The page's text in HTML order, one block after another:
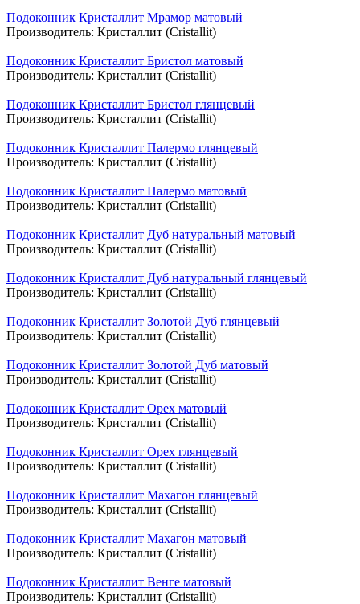
Подоконник Кристаллит Мрамор матовый
Производитель: Кристаллит (Cristallit)
Подоконник Кристаллит Бристол матовый
Производитель: Кристаллит (Cristallit)
Подоконник Кристаллит Бристол глянцевый
Производитель: Кристаллит (Cristallit)
Подоконник Кристаллит Палермо глянцевый
Производитель: Кристаллит (Cristallit)
Подоконник Кристаллит Палермо матовый
Производитель: Кристаллит (Cristallit)
Подоконник Кристаллит Дуб натуральный матовый
Производитель: Кристаллит (Cristallit)
Подоконник Кристаллит Дуб натуральный глянцевый
Производитель: Кристаллит (Cristallit)
Подоконник Кристаллит Золотой Дуб глянцевый
Производитель: Кристаллит (Cristallit)
Подоконник Кристаллит Золотой Дуб матовый
Производитель: Кристаллит (Cristallit)
Подоконник Кристаллит Орех матовый
Производитель: Кристаллит (Cristallit)
Подоконник Кристаллит Орех глянцевый
Производитель: Кристаллит (Cristallit)
Подоконник Кристаллит Махагон глянцевый
Производитель: Кристаллит (Cristallit)
Подоконник Кристаллит Махагон матовый
Производитель: Кристаллит (Cristallit)
Подоконник Кристаллит Венге матовый
Производитель: Кристаллит (Cristallit)